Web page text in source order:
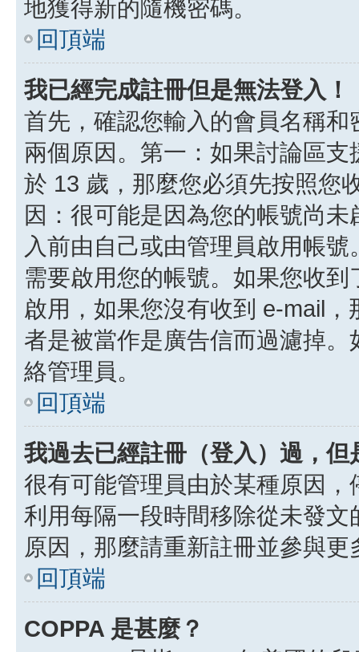
地獲得新的隨機密碼。
回頂端
我已經完成註冊但是無法登入！
首先，確認您輸入的會員名稱
兩個原因。第一：如果討論區
於 13 歲，那麼您必須先按照您
因：很可能是因為您的帳號尚
入前由自己或由管理員啟用帳
需要啟用您的帳號。如果您收
啟用，如果您沒有收到 e-mail
者是被當作是廣告信而過濾掉
絡管理員。
回頂端
我過去已經註冊（登入）過，
很有可能管理員由於某種原因
利用每隔一段時間移除從未發
原因，那麼請重新註冊並參與更
回頂端
COPPA 是甚麼？